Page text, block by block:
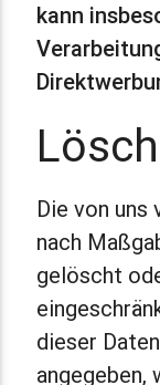
kann
Die von uns
nach
gelöscht
dieser
angegeben,